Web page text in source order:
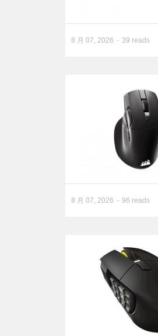
8 月 07, 2026 39 reads
8 月 07, 2026 96 reads